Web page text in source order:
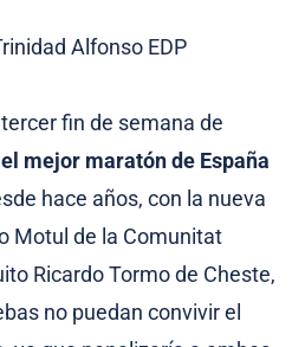
fin de semana de
el mejor maratón de España
hace años, con la nueva
Motul de la Comunitat
Ricardo Tormo de Cheste,
no puedan convivir el